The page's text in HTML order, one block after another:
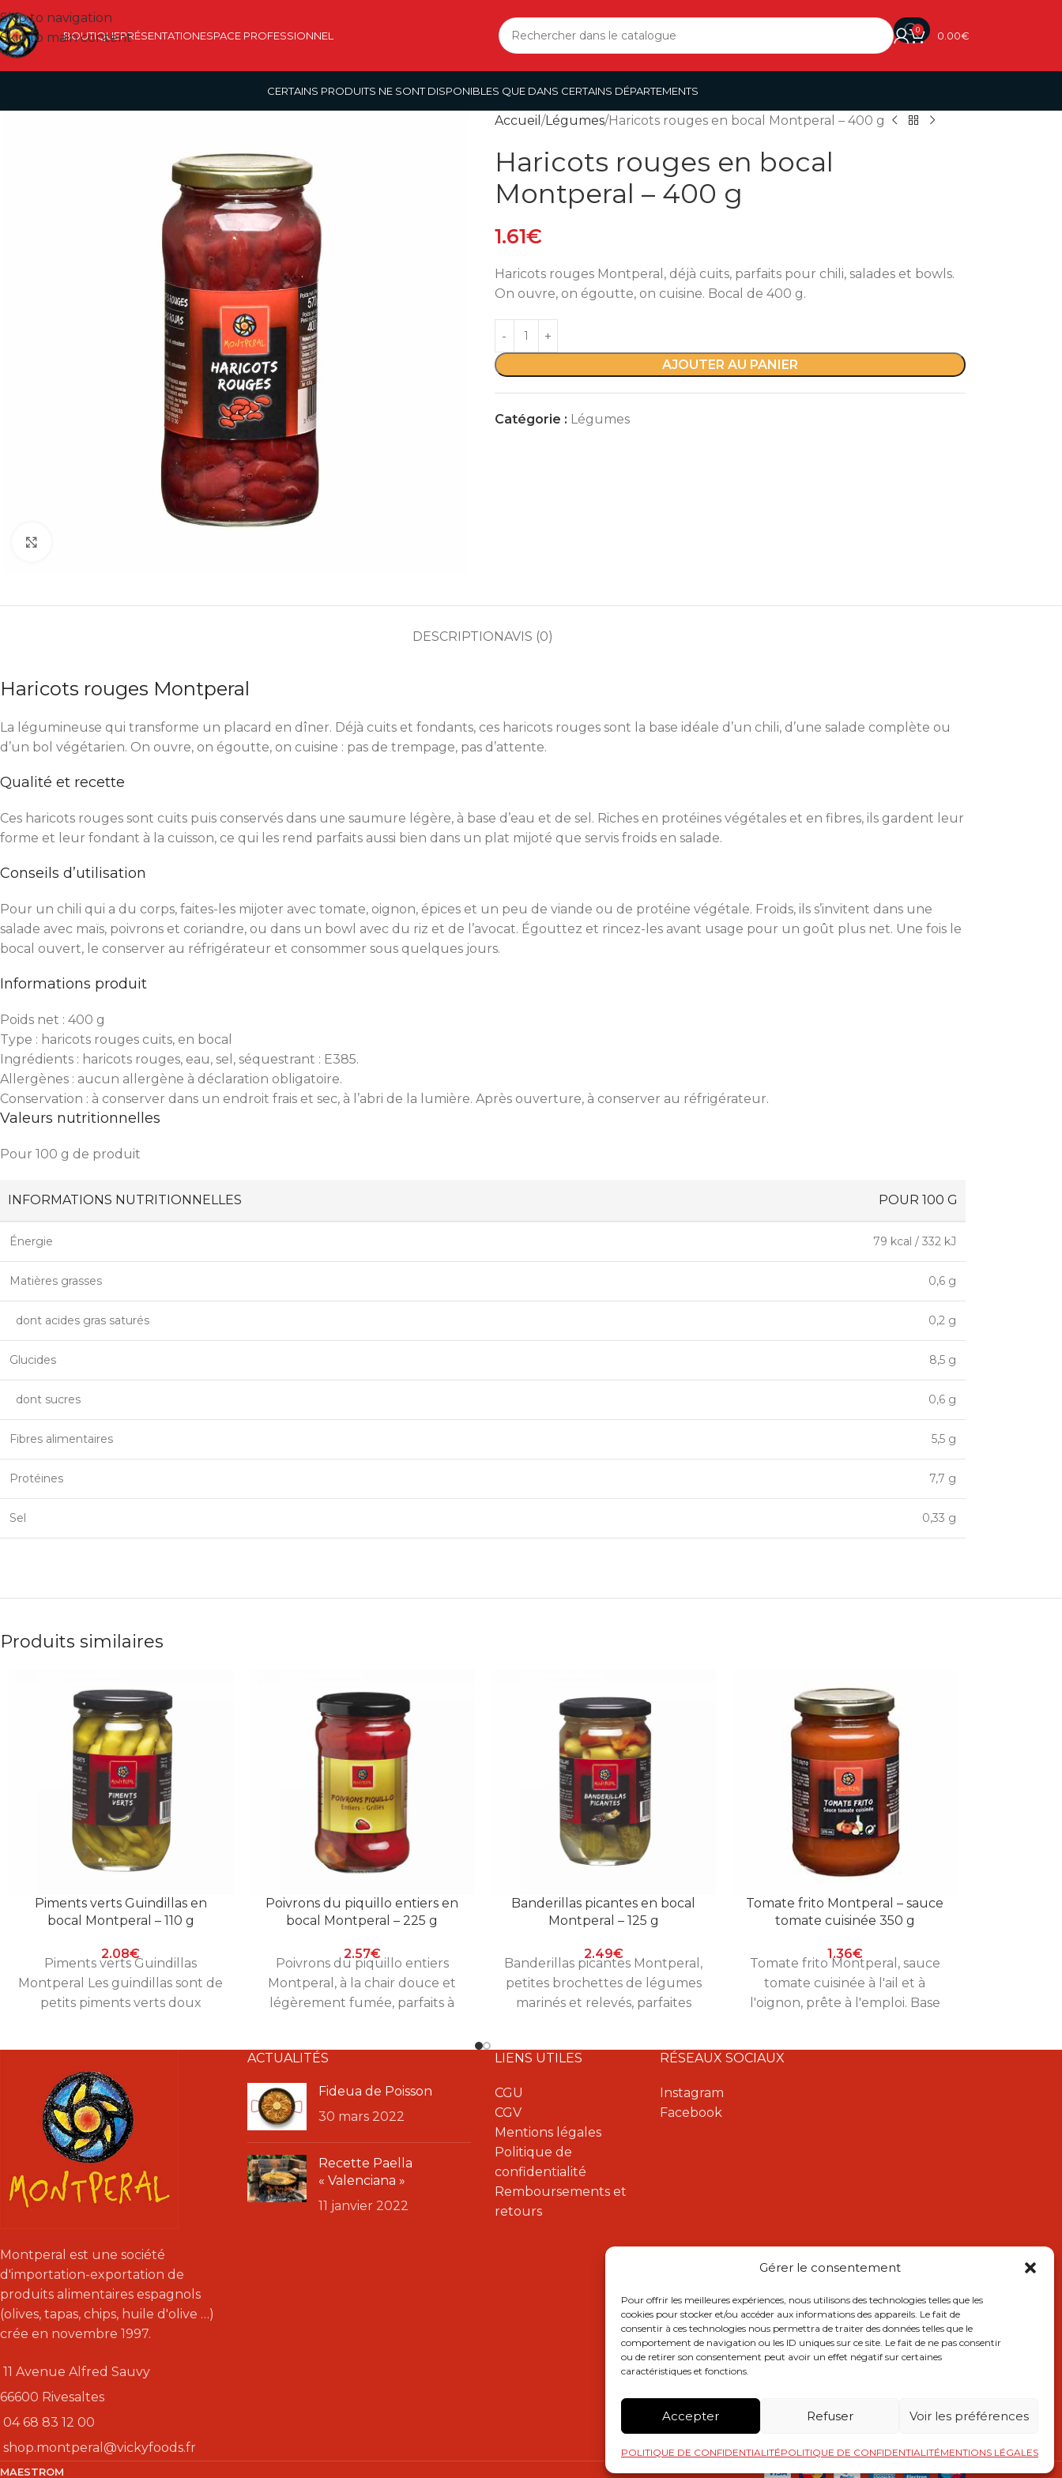
Gérer le consentement
Pour offrir les meilleures expériences, nous utilisons des technologies telles que les
cookies pour stocker et/ou accéder aux informations des appareils. Le fait de
consentir à ces technologies nous permettra de traiter des données telles que le
comportement de navigation ou les ID uniques sur ce site. Le fait de ne pas consentir
ou de retirer son consentement peut avoir un effet négatif sur certaines
caractéristiques et fonctions.
Accepter Refuser Voir les préférences
POLITIQUE DE CONFIDENTIALITÉPOLITIQUE DE CONFIDENTIALITÉMENTIONS LÉGALES
Skip to navigation
Skip to main content
BOUTIQUEPRÉSENTATIONESPACE PROFESSIONNEL 0 0.00€
CERTAINS PRODUITS NE SONT DISPONIBLES QUE DANS CERTAINS DÉPARTEMENTS
Accueil Légumes Haricots rouges en bocal Montperal – 400 g
Haricots rouges en bocal
Montperal – 400 g
1.61€
Haricots rouges Montperal, déjà cuits, parfaits pour chili, salades et bowls.
On ouvre, on égoutte, on cuisine. Bocal de 400 g.
AJOUTER AU PANIER
Catégorie : Légumes
DESCRIPTIONAVIS (0)
Haricots rouges Montperal
La légumineuse qui transforme un placard en dîner. Déjà cuits et fondants, ces haricots rouges sont la base idéale d’un chili, d’une salade complète ou
d’un bol végétarien. On ouvre, on égoutte, on cuisine : pas de trempage, pas d’attente.
Qualité et recette
Ces haricots rouges sont cuits puis conservés dans une saumure légère, à base d’eau et de sel. Riches en protéines végétales et en fibres, ils gardent leur
forme et leur fondant à la cuisson, ce qui les rend parfaits aussi bien dans un plat mijoté que servis froids en salade.
Conseils d’utilisation
Pour un chili qui a du corps, faites-les mijoter avec tomate, oignon, épices et un peu de viande ou de protéine végétale. Froids, ils s’invitent dans une
salade avec maïs, poivrons et coriandre, ou dans un bowl avec du riz et de l’avocat. Égouttez et rincez-les avant usage pour un goût plus net. Une fois le
bocal ouvert, le conserver au réfrigérateur et consommer sous quelques jours.
Informations produit
Poids net : 400 g
Type : haricots rouges cuits, en bocal
Ingrédients : haricots rouges, eau, sel, séquestrant : E385.
Allergènes : aucun allergène à déclaration obligatoire.
Conservation : à conserver dans un endroit frais et sec, à l’abri de la lumière. Après ouverture, à conserver au réfrigérateur.
Valeurs nutritionnelles
Pour 100 g de produit
INFORMATIONS NUTRITIONNELLES POUR 100 G
Énergie 79 kcal / 332 kJ
Matières grasses 0,6 g
dont acides gras saturés 0,2 g
Glucides 8,5 g
dont sucres 0,6 g
Fibres alimentaires 5,5 g
Protéines 7,7 g
Sel 0,33 g
Produits similaires
Piments verts Guindillas en
bocal Montperal – 110 g
2.08€
Piments verts Guindillas
Montperal Les guindillas sont de
petits piments verts doux
Poivrons du piquillo entiers en
bocal Montperal – 225 g
2.57€
Poivrons du piquillo entiers
Montperal, à la chair douce et
légèrement fumée, parfaits à
Banderillas picantes en bocal
Montperal – 125 g
2.49€
Banderillas picantes Montperal,
petites brochettes de légumes
marinés et relevés, parfaites
Tomate frito Montperal – sauce
tomate cuisinée 350 g
1.36€
Tomate frito Montperal, sauce
tomate cuisinée à l'ail et à
l'oignon, prête à l'emploi. Base
Montperal est une société
d'importation-exportation de
produits alimentaires espagnols
(olives, tapas, chips, huile d'olive …)
crée en novembre 1997.
11 Avenue Alfred Sauvy
66600 Rivesaltes
04 68 83 12 00
shop.montperal@vickyfoods.fr
ACTUALITÉS
Fideua de Poisson
30 mars 2022
Recette Paella
« Valenciana »
11 janvier 2022
LIENS UTILES
CGU
CGV
Mentions légales
Politique de
confidentialité
Remboursements et
retours
RÉSEAUX SOCIAUX
Instagram
Facebook
MAESTROM